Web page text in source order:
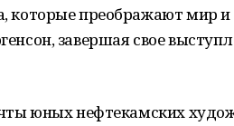
которые преображают мир
завершая свое
юных нефтекамских